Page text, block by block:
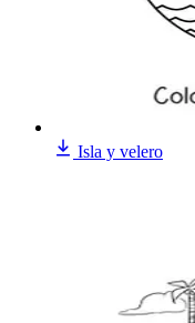
Isla y velero